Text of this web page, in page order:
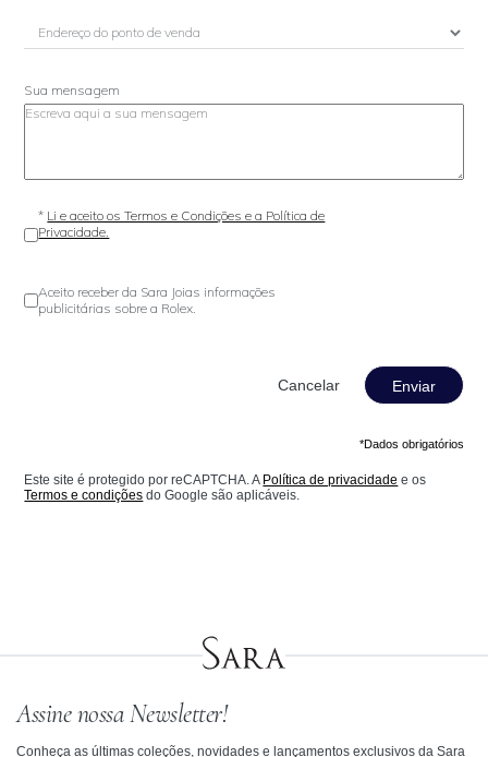
Sua mensagem
* Li e aceito os Termos e Condições e a Política de
Privacidade.
Aceito receber da Sara Joias informações
publicitárias sobre a Rolex.
Enviar
*Dados obrigatórios
Este site é protegido por reCAPTCHA. A Política de privacidade e os
Termos e condições do Google são aplicáveis.
Assine nossa Newsletter!
Conheça as últimas coleções, novidades e lançamentos exclusivos da Sara